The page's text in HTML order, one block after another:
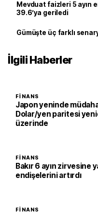
Mevduat faizleri 5 ayın
39.6’ya geriledi
Gümüşte üç farklı
İlgili Haberler
FINANS
Japon yeninde
Dolar/yen paritesi
üzerinde
FINANS
Bakır 6 ayın zirvesine
endişelerini artırdı
FINANS